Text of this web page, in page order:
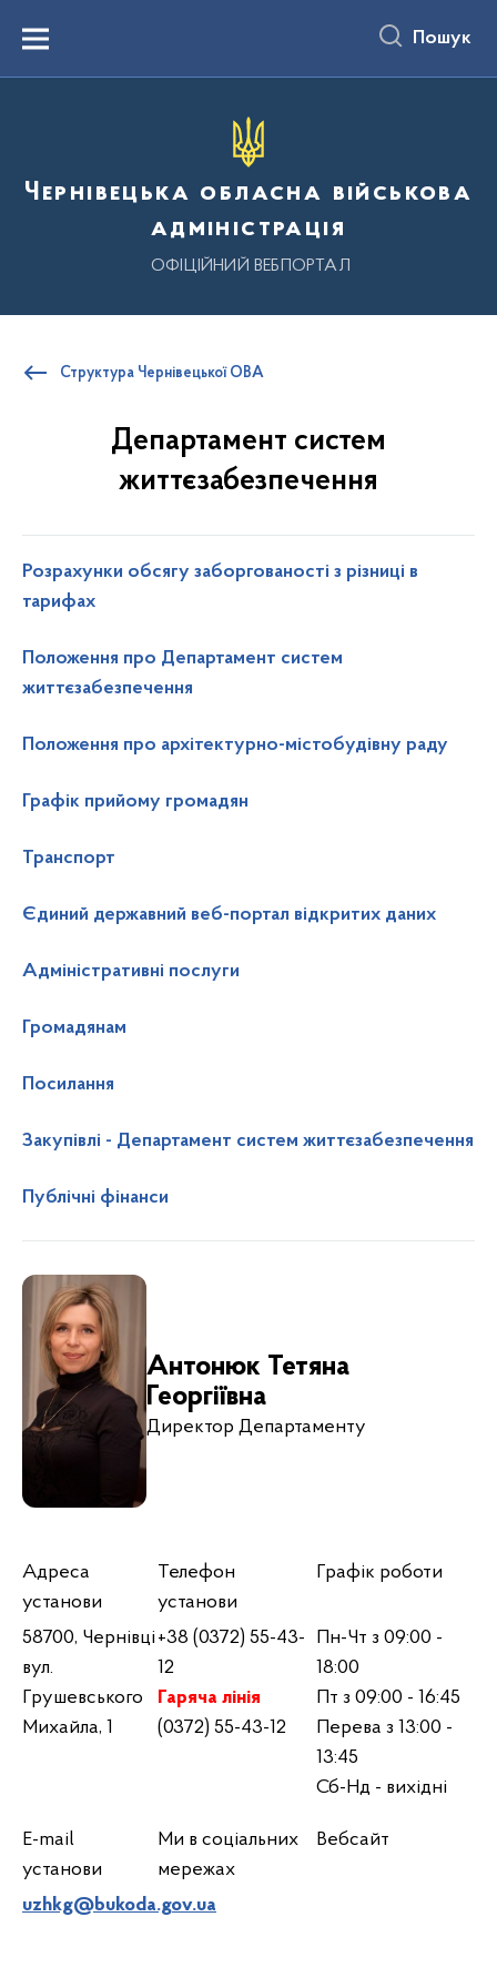
вмістуMenu Пошук
Чернівецька обласна військова
адміністрація
ОФІЦІЙНИЙ ВЕБПОРТАЛ
Структура Чернівецької ОВА
Департамент систем
життєзабезпечення
Розрахунки обсягу заборгованості з різниці в
тарифах
Положення про Департамент систем
життєзабезпечення
Положення про архітектурно-містобудівну раду
Графік прийому громадян
Транспорт
Єдиний державний веб-портал відкритих даних
Адміністративні послуги
Громадянам
Посилання
Закупівлі - Департамент систем життєзабезпечення
Публічні фінанси
Антонюк Тетяна
Георгіївна
Директор Департаменту
Адреса
установи
Телефон
установи
Графік роботи
58700, Чернівці
вул.
Грушевського
Михайла, 1
+38 (0372) 55-43-
12
Гаряча лінія
(0372) 55-43-12
Пн-Чт з 09:00 -
18:00
Пт з 09:00 - 16:45
Перева з 13:00 -
13:45
Сб-Нд - вихідні
E-mail
установи
Ми в соціальних
мережах
Вебсайт
uzhkg@bukoda.gov.ua